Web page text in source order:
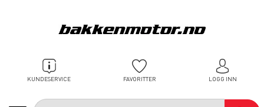
KUNDESERVICE FAVORITTER LOGG INN